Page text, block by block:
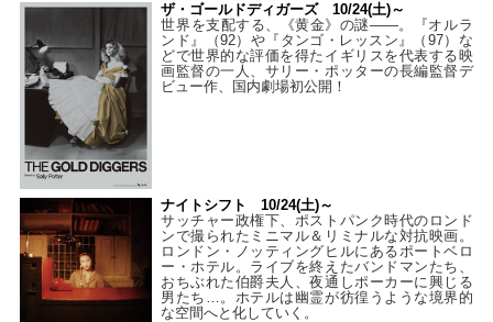
ザ・ゴールドディガーズ 10/24(土)～
世界を支配する、《黄金》の謎――。『オルラ
ンド』（92）や『タンゴ・レッスン』（97）な
どで世界的な評価を得たイギリスを代表する映
画監督の一人、サリー・ポッターの長編監督デ
ビュー作、国内劇場初公開！
ナイトシフト 10/24(土)～
サッチャー政権下、ポストパンク時代のロンド
ンで撮られたミニマル＆リミナルな対抗映画。
ロンドン・ノッティングヒルにあるポートベロ
ー・ホテル。ライブを終えたバンドマンたち、
おちぶれた伯爵夫人、夜通しポーカーに興じる
男たち…。ホテルは幽霊が彷徨うような境界的
な空間へと化していく。